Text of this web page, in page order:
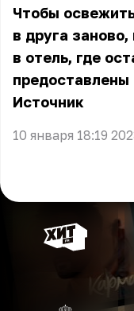
Чтобы
в друга
в отель, где
предоставлены
Источник
10 января 18:19